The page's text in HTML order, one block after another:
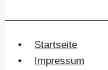
Startseite
Impressum